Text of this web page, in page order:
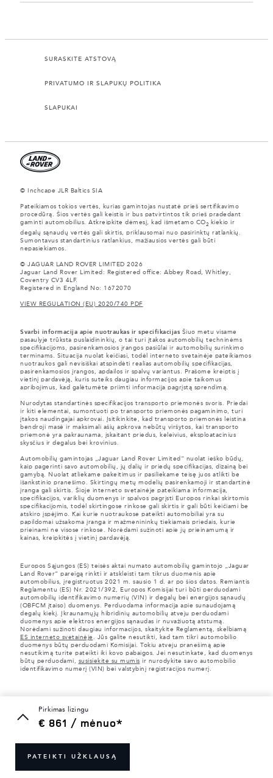
pirkimas lizingu
€ 861 / mėnuo*
PATEIKTI UŽKLAUSĄ
SURASKITE ATSTOVĄ
PRIVATUMO IR SLAPUKŲ POLITIKA
SLAPUKAI
© Inchcape JLR Baltics SIA
Pateikiamos tokios vertės, kurias gamintojas nustatė prieš sertifikavimo
procedūrą. Šios vertės gali keistis ir bus patvirtintos tik prieš pradedant
gaminti automobilius. Atkreipkite dėmesį, kad išmetamo CO2
kiekio ir
degalų sąnaudų vertės gali skirtis, priklausomai nuo pasirinktų ratlankių.
Sumontavus standartinius ratlankius, mažiausios vertės gali būti
nepasiekiamos.
© JAGUAR LAND ROVER LIMITED 2026
Jaguar Land Rover Limited: Registered office: Abbey Road, Whitley,
Coventry CV3 4LF.
Registered in England No: 1672070
VIEW REGULATION (EU) 2020/740 PDF
Svarbi informacija apie nuotraukas ir specifikacijasŠiuo metu visame
pasaulyje trūksta puslaidininkių, o tai turi įtakos automobilių techninėms
specifikacijoms, pasirenkamosios įrangos pasiūlai ir automobilių surinkimo
terminams. Situacija nuolat keičiasi, todėl interneto svetainėje pateikiamos
nuotraukos gali nevisiškai atspindėti realias automobilių specifikacijas,
pasirenkamosios įrangos, apdailos ir spalvų variantus. Prašome kreiptis į
vietinį pardavėją, kuris suteiks daugiau informacijos apie taikomus
apribojimus, kad galėtumėte priimti informacija pagrįstą sprendimą.
Nurodytas standartinės specifikacijos transporto priemonės svoris. Priedai
ir kiti elementai, sumontuoti po transporto priemonės pagaminimo, turi
įtakos naudingajai apkrovai. Įsitikinkite, kad transporto priemonės leistina
bendroji masė ir maksimali ašių apkrova nebūtų viršytos, kai transporto
priemonė yra pakraunama, įskaitant priedus, keleivius, eksploatacinius
skysčius ir degalus bei krovinius.
Automobilių gamintojas „Jaguar Land Rover Limited“ nuolat ieško būdų,
kaip pagerinti savo automobilių, jų dalių ir priedų specifikacijas, dizainą bei
gamybą. Nuolat atliekame pakeitimus ir pasiliekame teisę juos atlikti be
išankstinio pranešimo. Skirtingų metų modelių pasirenkamoji ir standartinė
įranga gali skirtis. Šioje interneto svetainėje pateikiama informacija,
specifikacijos, variklių duomenys ir spalvos pagrįsti Europos rinkai skirtomis
specifikacijomis, todėl skirtingose rinkose gali skirtis ir gali būti keičiami be
atskiro įspėjimo. Kai kurie nuotraukose pateikti automobiliai yra su
papildomai užsakoma įranga ir mažmenininkų tiekiamais priedais, kurie
prieinami ne visose rinkose. Norėdami sužinoti apie jų prieinamumą ir
kainas, kreipkitės į vietinį pardavėją.
Europos Sąjungos (ES) teisės aktai numato automobilių gamintojo „Jaguar
Land Rover“ pareigą rinkti ir atskleisti tam tikrus duomenis apie
automobilius, įregistruotus 2021 m. sausio 1 d. ar po šios datos. Remiantis
Reglamentu (ES) Nr. 2021/392, Europos Komisijai turi būti perduodami
automobilių identifikavimo numerių (VIN) ir degalų bei energijos sąnaudų
(OBFCM įtaiso) duomenys. Perduodama informacija apie sunaudojamą
degalų kiekį. Įkraunamųjų hibridinių automobilių atveju perduodami
duomenys apie elektros energijos sąnaudas ir nuvažiuotą atstumą.
Norėdami sužinoti daugiau informacijos, skaitykite Reglamentą, skelbiamą
ES interneto svetainėje
. Jūs galite nesutikti, kad tam tikri automobilio
duomenys būtų perduodami Komisijai. Tokiu atveju pranešimą apie
nesutikimą turite pateikti iki kovo pabaigos. Jei nesutinkate, kad duomenys
būtų perduodami, susisiekite su mumis ir nurodykite savo automobilio
identifikavimo numerį (VIN) bei valstybinį registracijos numerį.